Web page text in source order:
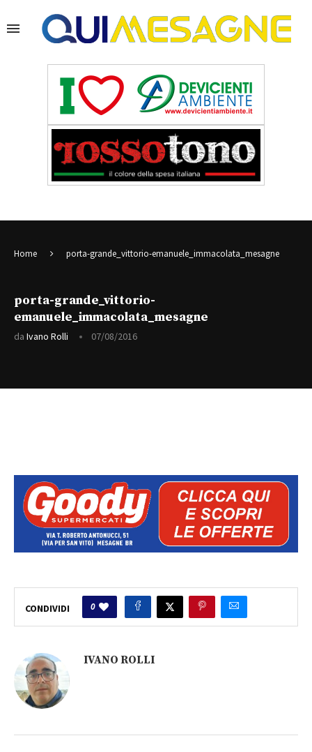
Home porta-grande_vittorio-emanuele_immacolata_mesagne
porta-grande_vittorio-
emanuele_immacolata_mesagne
da Ivano Rolli 07/08/2016
CONDIVIDI 0
IVANO ROLLI